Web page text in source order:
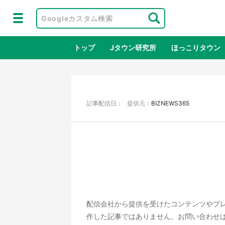
トップ Jタウン研究所 ほっこりタウン
ラプラス・ダークネスが栃木県を征
服！？ 県公式プロモ動画で「聖地」
が生産されてます【7／31～1／31】
『
ラ
記事配信日： 提供元： BIZNEWS365
配信会社から提供を受けたコンテンツやプ
作した記事ではありません。お問い合わせ